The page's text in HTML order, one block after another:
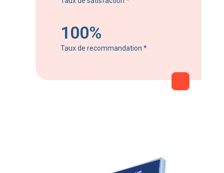
100%
Taux de recommandation *